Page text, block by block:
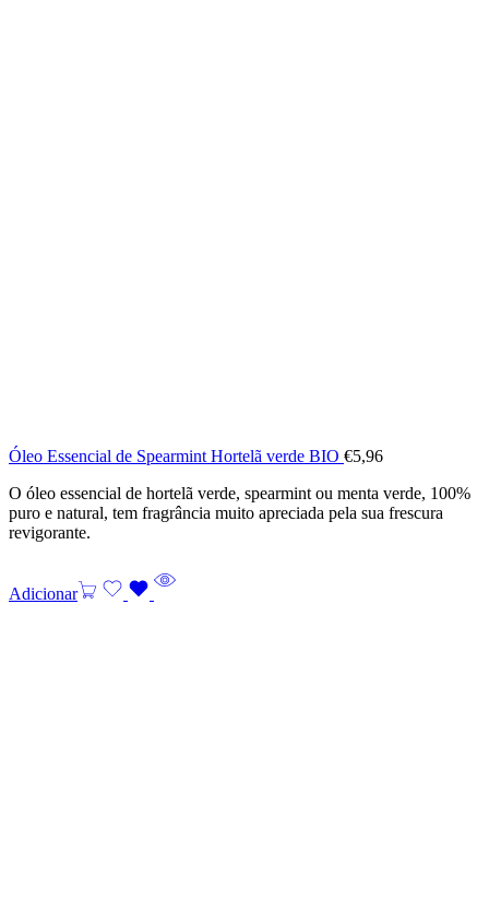
Óleo Essencial de Spearmint Hortelã verde BIO €5,96
O óleo essencial de hortelã verde, spearmint ou menta verde, 100%
puro e natural, tem fragrância muito apreciada pela sua frescura
revigorante.
Adicionar